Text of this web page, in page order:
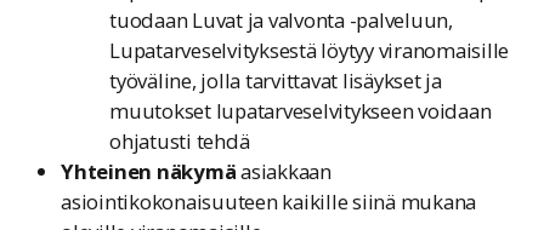
tuodaan Luvat ja valvonta -palveluun,
Lupatarveselvityksestä löytyy viranomaisille
työväline, jolla tarvittavat lisäykset ja
muutokset lupatarveselvitykseen voidaan
ohjatusti tehdä
Yhteinen näkymäasiakkaan
asiointikokonaisuuteen kaikille siinä mukana